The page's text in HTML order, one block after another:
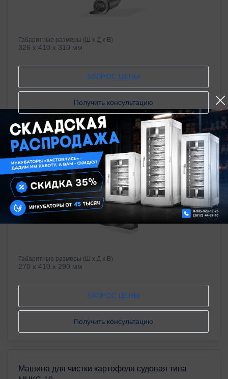
Габаритные размеры (Ш х Д х В)
326 x 410 x 310 мм
ЗАПРОС ЦЕНЫ
Получить консультацию
Насадка-овощерезка для миксера типа МПС
Габаритные размеры (Ш х Д х В)
270 x 410 x 290 мм
ЗАПРОС ЦЕНЫ
Получить консультацию
Машина для чистки картофеля судовая типа